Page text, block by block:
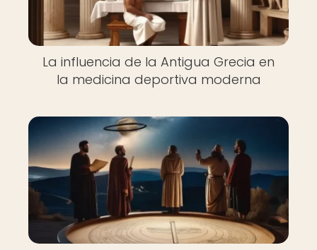
La influencia de la Antigua Grecia en
la medicina deportiva moderna